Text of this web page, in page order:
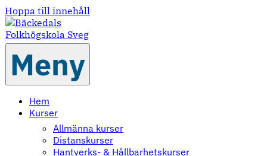
Hoppa till innehåll
Meny
Hem
Kurser
Allmänna kurser
Distanskurser
Hantverks- & Hållbarhetskurser